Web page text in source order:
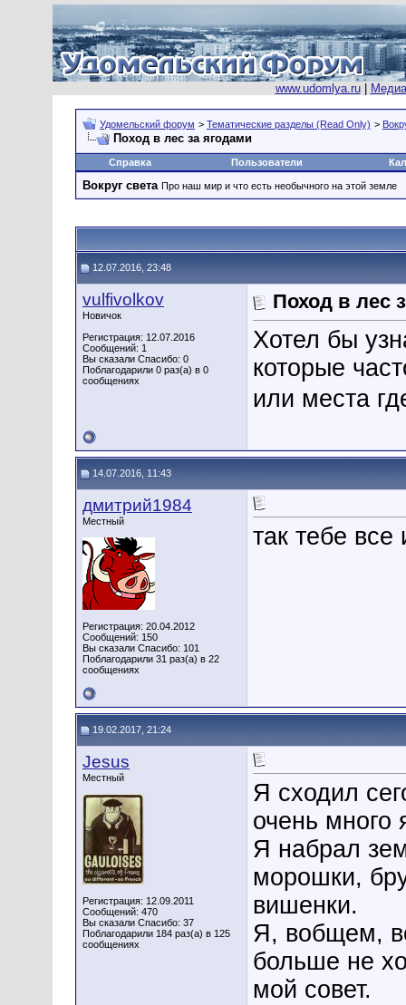
www.udomlya.ru|
Удомельский форум > Тематические разделы (Read Only) >
Поход в лес за ягодами
Справка Пользователи
Вокруг света Про наш мир и что есть необычного на этой земле
12.07.2016, 23:48
vulfivolkov
Новичок
Регистрация: 12.07.2016
Сообщений: 1
Вы сказали Спасибо: 0
Поблагодарили 0 раз(а) в 0
сообщениях
Поход в лес
Хотел бы
которые
или места
14.07.2016, 11:43
дмитрий1984
Местный
Регистрация: 20.04.2012
Сообщений: 150
Вы сказали Спасибо: 101
Поблагодарили 31 раз(а) в 22
сообщениях
так тебе все
19.02.2017, 21:24
Jesus
Местный
Регистрация: 12.09.2011
Сообщений: 470
Вы сказали Спасибо: 37
Поблагодарили 184 раз(а) в 125
сообщениях
Я сходил
очень много
Я набрал
морошки,
вишенки.
Я, вобщем,
больше не
мой совет.